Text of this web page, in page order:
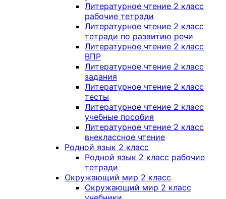
Литературное чтение 2 класс
рабочие тетради
Литературное чтение 2 класс
тетради по развитию речи
Литературное чтение 2 класс
ВПР
Литературное чтение 2 класс
задания
Литературное чтение 2 класс
тесты
Литературное чтение 2 класс
учебные пособия
Литературное чтение 2 класс
внеклассное чтение
Родной язык 2 класс
Родной язык 2 класс рабочие
тетради
Окружающий мир 2 класс
Окружающий мир 2 класс